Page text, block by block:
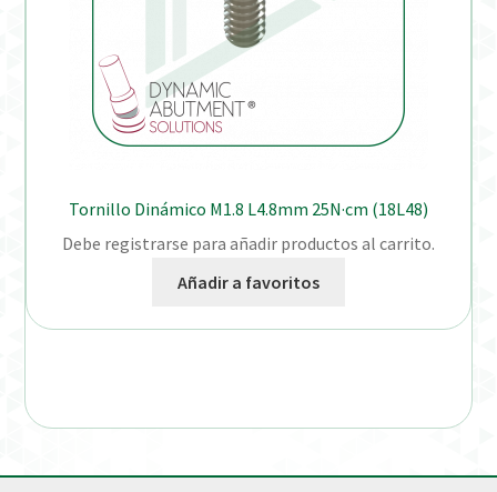
Tornillo Dinámico M1.8 L4.8mm 25N·cm (18L48)
Debe registrarse para añadir productos al carrito.
Añadir a favoritos